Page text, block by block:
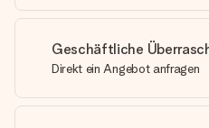
Geschäftliche
Direkt ein Angebot anfragen